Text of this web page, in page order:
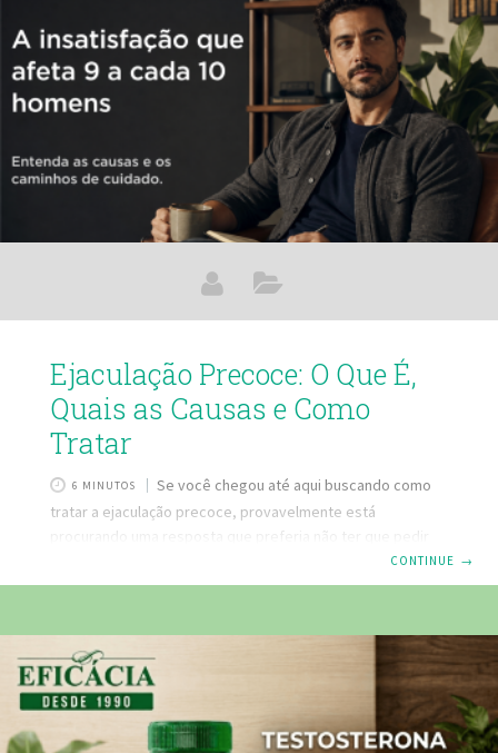
desconfortáveis podem aparecer. É justamente aqui que o
probiótico vaginal entra como aliado.
Ejaculação Precoce: O Que É,
Quais as Causas e Como
Tratar
6 MINUTOS
Se você chegou até aqui buscando como
tratar a ejaculação precoce, provavelmente está
procurando uma resposta que preferia não ter que pedir
em voz alta. E tudo bem. A ejaculação precoce é uma das
queixas masculinas mais comuns no mundo — estudos
momento da vida — e ainda assim continua sendo um
assunto cercado de silêncio e vergonha desnecessários.
Este artigo foi escrito para quem quer entender o que está
acontecendo
CONTINUE →